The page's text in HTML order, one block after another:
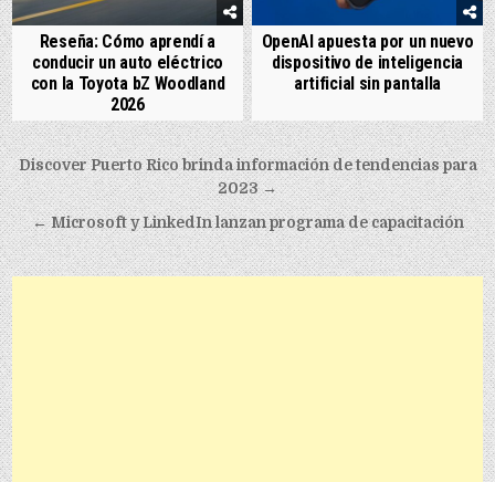
Reseña: Cómo aprendí a
conducir un auto eléctrico
con la Toyota bZ Woodland
2026
OpenAI apuesta por un nuevo
dispositivo de inteligencia
artificial sin pantalla
Post navigation
Discover Puerto Rico brinda información de tendencias para
2023 →
← Microsoft y LinkedIn lanzan programa de capacitación